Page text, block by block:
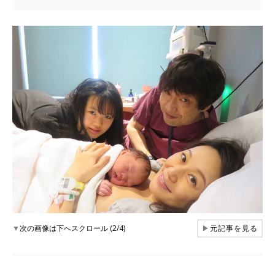
▼次の画像は下へスクロール (2/4) ▶元記事を見る